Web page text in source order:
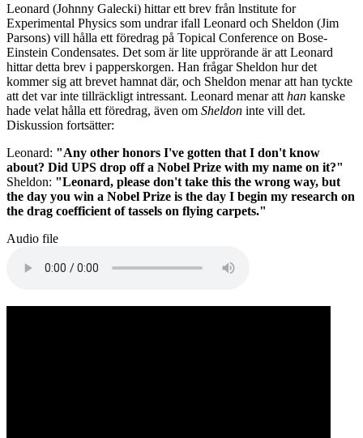
Leonard (Johnny Galecki) hittar ett brev från lnstitute for
Experimental Physics som undrar ifall Leonard och Sheldon (Jim
Parsons) vill hålla ett föredrag på Topical Conference on Bose-
Einstein Condensates. Det som är lite upprörande är att Leonard
hittar detta brev i papperskorgen. Han frågar Sheldon hur det
kommer sig att brevet hamnat där, och Sheldon menar att han tyckte
att det var inte tillräckligt intressant. Leonard menar att han kanske
hade velat hålla ett föredrag, även om Sheldon inte vill det.
Diskussion fortsätter:
Leonard: "Any other honors I've gotten that I don't know
about? Did UPS drop off a Nobel Prize with my name on it?"
Sheldon: "Leonard, please don't take this the wrong way, but
the day you win a Nobel Prize is the day I begin my research on
the drag coefficient of tassels on flying carpets."
Audio file